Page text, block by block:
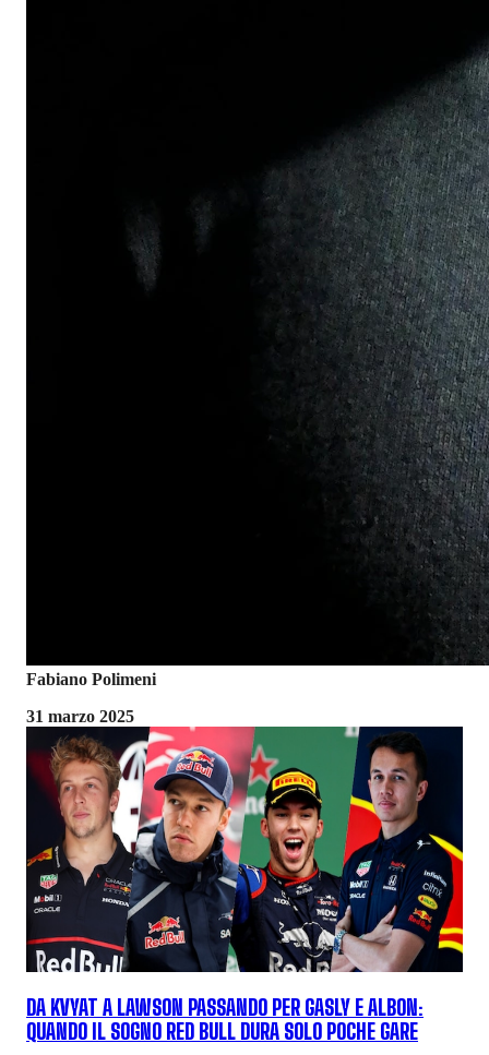
Fabiano Polimeni
31 marzo 2025
DA KVYAT A LAWSON PASSANDO PER GASLY E ALBON:
QUANDO IL SOGNO RED BULL DURA SOLO POCHE GARE